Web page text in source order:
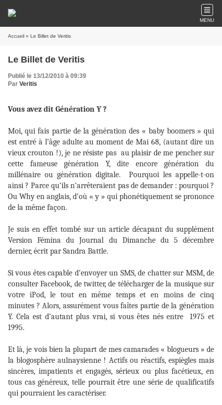
MENU
Accueil » Le Billet de Veritis
Le Billet de Veritis
Publié le 13/12/2010 à 09:39
Par Veritis
Vous avez dit Génération Y ?
Moi, qui fais partie de la génération des « baby boomers » qui
est entré à l’âge adulte au moment de Mai 68, (autant dire un
vieux crouton !), je ne résiste pas au plaisir de me pencher sur
cette fameuse génération Y, dite encore génération du
millénaire ou génération digitale.
Pourquoi les appelle-t-on
ainsi ? Parce qu’ils n’arrêteraient pas de demander : pourquoi ?
Ou Why en anglais, d’où « y » qui phonétiquement se prononce
de la même façon.
Je suis en effet tombé sur un article décapant du supplément
Version Fémina du Journal du Dimanche du 5 décembre
dernier, écrit par Sandra Battle.
Si vous êtes capable d’envoyer un SMS, de chatter sur MSM, de
consulter Facebook, de twitter, de télécharger de la musique sur
votre iPod, le tout en même temps et en moins de cinq
minutes ? Alors, assurément vous faîtes partie de la génération
Y. Cela est d’autant plus vrai, si vous êtes nés entre
1975 et
1995.
Et là, je vois bien la plupart de mes camarades « blogueurs » de
la blogosphère aulnaysienne ! Actifs ou réactifs, espiègles mais
sincères, impatients et engagés, sérieux ou plus facétieux, en
tous cas généreux, telle pourrait être une série de qualificatifs
qui pourraient les caractériser.